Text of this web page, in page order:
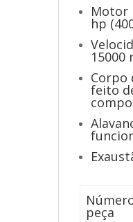
Motor
hp
15000
Corpo
feito
peça